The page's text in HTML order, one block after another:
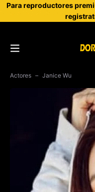
Para reproductores
Actores Janice Wu